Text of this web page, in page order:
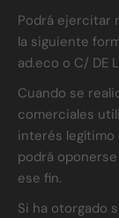
Podrá ejercitar
la siguiente
ad.eco o C/ DE
Cuando se
comerciales
interés legítimo
podrá
ese fin.
Si ha otorgado